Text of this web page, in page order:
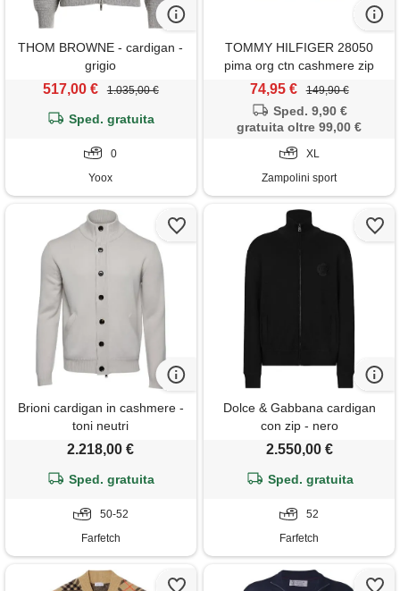
THOM BROWNE - cardigan -
grigio
517,00 € 1.035,00 €
Sped. gratuita
0
Yoox
TOMMY HILFIGER 28050
pima org ctn cashmere zip
thru TOMMY HILFIGER,
74,95 € 149,90 €
Sped. 9,90 €
gratuita oltre 99,00 €
XL
Zampolini sport
Brioni cardigan in cashmere -
toni neutri
2.218,00 €
Sped. gratuita
50-52
Farfetch
Dolce & Gabbana cardigan
con zip - nero
2.550,00 €
Sped. gratuita
52
Farfetch